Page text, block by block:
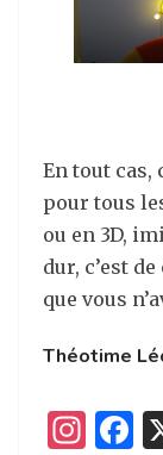
En tout cas,
pour tous
ou en 3D,
dur, c’est
que vous
Théotime
I
F